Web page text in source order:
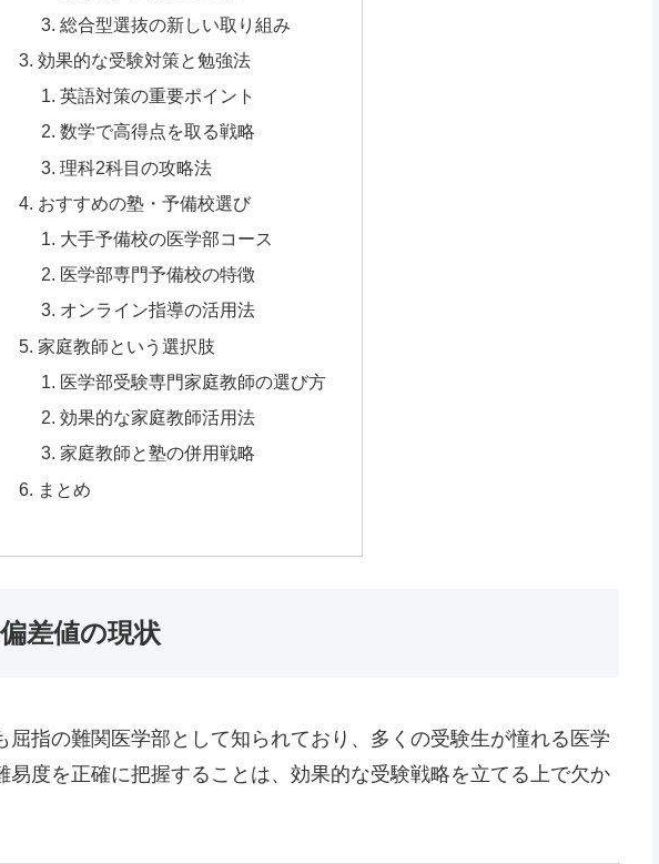
総合型選抜の新しい取り組み
効果的な受験対策と勉強法
英語対策の重要ポイント
数学で高得点を取る戦略
理科2科目の攻略法
おすすめの塾・予備校選び
大手予備校の医学部コース
医学部専門予備校の特徴
オンライン指導の活用法
家庭教師という選択肢
医学部受験専門家庭教師の選び方
効果的な家庭教師活用法
家庭教師と塾の併用戦略
まとめ
差値の現状
屈指の難関医学部として知られており、多くの受験生が憧れる医学
易度を正確に把握することは、効果的な受験戦略を立てる上で欠か